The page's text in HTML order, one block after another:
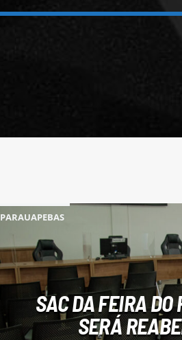
PARAUAPEBAS
SAC DA FEIRA DO
SERÁ